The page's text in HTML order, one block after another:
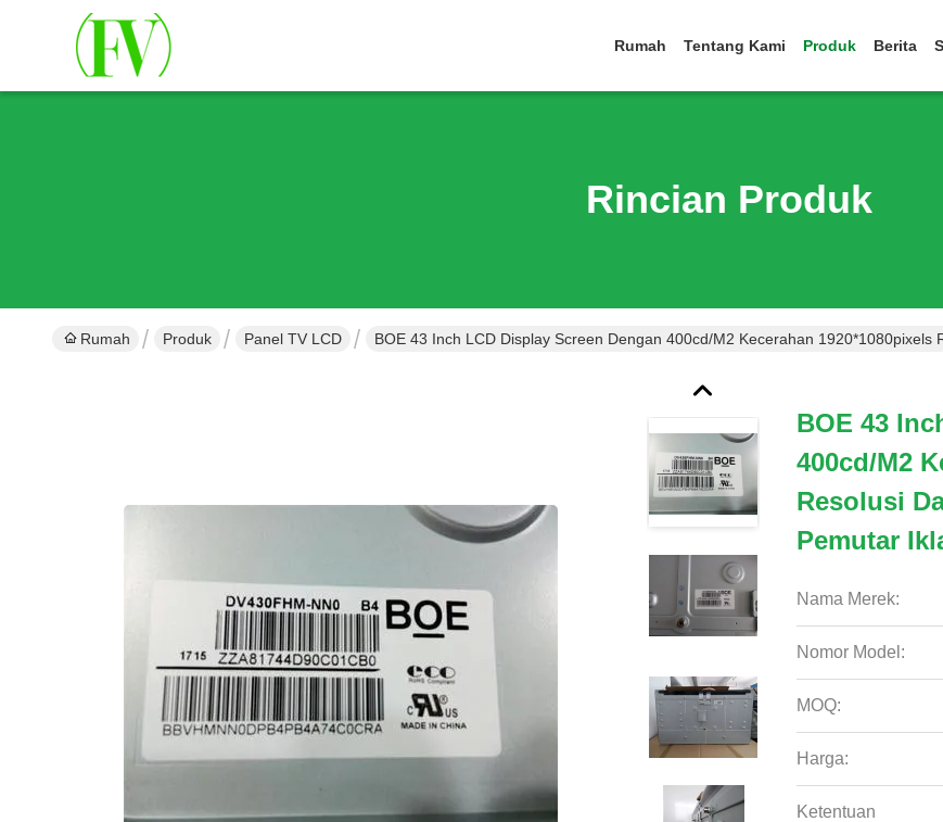
Rumah Tentang Kami Produk Berita
Rincian Produk
Rumah Produk Panel TV LCD BOE 43 Inch LCD Display Screen Dengan 400cd/m2 Kecerahan 1920*1080pixels
BOE 43
400cd/m2
Resolusi
Pemutar
Nama Merek:
Nomor Model:
MOQ:
Harga:
Ketentuan